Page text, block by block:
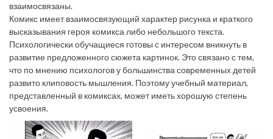
взаимосвязаны.
Комикс имеет взаимосвязующий характер рисунка и краткого
высказывания героя комикса либо небольшого текста.
Психологически обучащиеся готовы с интересом вникнуть в
развитие предложенного сюжета картинок. Это связано с тем,
что по мнению психологов у большинства современных детей
развито клиповость мышления. Поэтому учебный материал,
представленный в комиксах, может иметь хорошую степень
усвоения.